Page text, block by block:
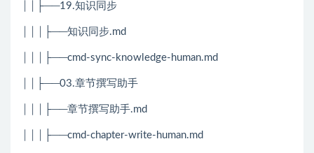
││├──19.知识同步
│││├──知识同步.md
│││├──cmd-sync-knowledge-human.md
││├──03.章节撰写助手
│││├──章节撰写助手.md
│││├──cmd-chapter-write-human.md